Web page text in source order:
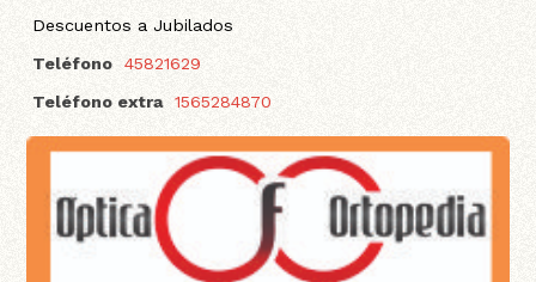
Descuentos a Jubilados
Teléfono
45821629
Teléfono extra
1565284870